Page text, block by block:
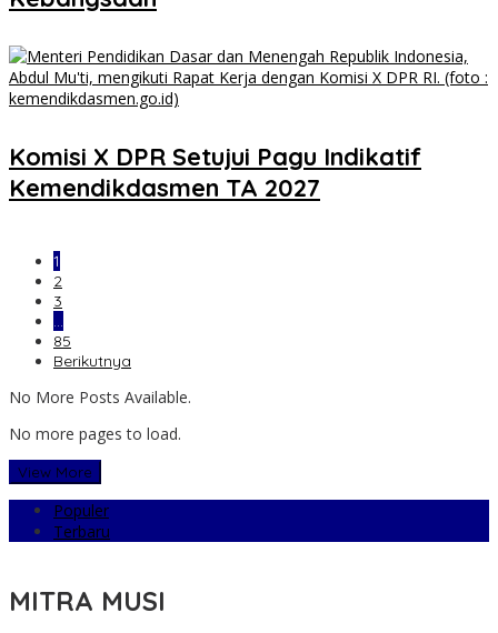
Komisi X DPR Setujui Pagu Indikatif
Kemendikdasmen TA 2027
1
2
3
…
85
Berikutnya
No More Posts Available.
No more pages to load.
View More
Populer
Terbaru
MITRA MUSI